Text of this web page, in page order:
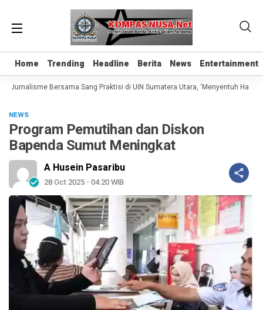
Home Trending Headline Berita News Entertainment
Home Trending Headline Berita News Entertainment
Bersama Sang Praktisi di UIN Sumatera Utara, ‘Menyentuh Hati
NEWS
Program Pemutihan dan Diskon
Bapenda Sumut Meningkat
A Husein Pasaribu
28 Oct 2025 - 04:20 WIB